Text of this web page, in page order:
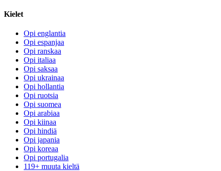
Kielet
Opi englantia
Opi espanjaa
Opi ranskaa
Opi italiaa
Opi saksaa
Opi ukrainaa
Opi hollantia
Opi ruotsia
Opi suomea
Opi arabiaa
Opi kiinaa
Opi hindiä
Opi japania
Opi koreaa
Opi portugalia
119+ muuta kieltä